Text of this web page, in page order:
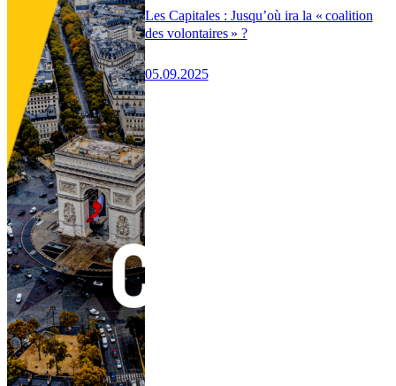
Les Capitales : Jusqu’où ira la « coalition
des volontaires » ?
05.09.2025